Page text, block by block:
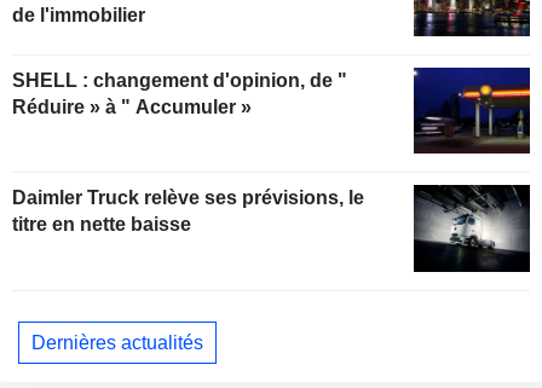
de l'immobilier
SHELL : changement d'opinion, de "
Réduire » à " Accumuler »
Daimler Truck relève ses prévisions, le
titre en nette baisse
Dernières actualités